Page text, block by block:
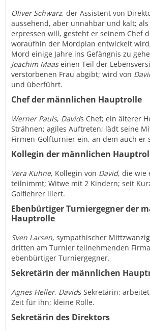
Oliver Schwarz, der Assistent von
aussehend, aber unnahbar und kalt; als
erpressen will, gesteht er seinem Chef
woraufhin der Mordplan entwickelt
Mord einige Jahre ins Gefängnis zu
Joachim Maaseinen Teil der
verstorbenen Frau abgibt; wird von
und überführt.
Chef der männlichen Hauptrolle
Werner Pauls, Davids Chef; ein älterer
Strähnen; agiles Auftreten; lädt seine
Firmen-Golfturnier ein, an dem auch er
Kollegin der männlichen
Vera Kühne, Kollegin von David, die wie
teilnimmt; Witwe mit 2 Kindern; seit
Golflehrer liiert.
Ebenbürtiger Turniergegner der
Hauptrolle
Sven Larsen, sympathischer
dritten am Turnier teilnehmenden
ebenbürtiger Turniergegner.
Sekretärin der männlichen
Agnes Heller, Davids Sekretärin;
Zeit für ihn; kleine Rolle.
Sekretärin des Direktors